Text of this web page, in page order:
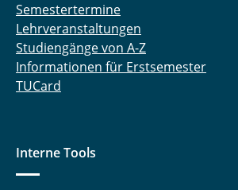
Semestertermine
Lehrveranstaltungen
Studiengänge von A-Z
Informationen für Erstsemester
TUCard
Interne Tools